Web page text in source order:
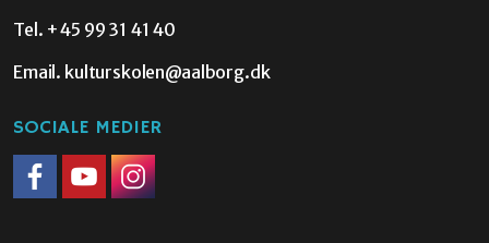
Tel. +45 99 31 41 40
Email. kulturskolen@aalborg.dk
SOCIALE MEDIER